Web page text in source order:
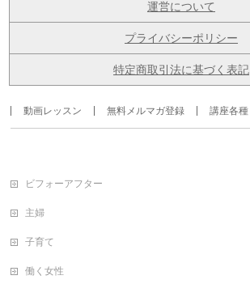
運営について
プライバシーポリシー
特定商取引法に基づく表記
動画レッスン 無料メルマガ登録 講座各種
ビフォーアフター
主婦
子育て
働く女性